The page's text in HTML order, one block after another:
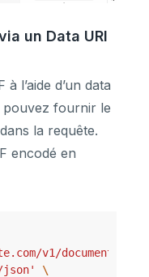
un Data URI
l’aide d’un data
pouvez fournir le
la requête.
encodé en
v1/document'
\